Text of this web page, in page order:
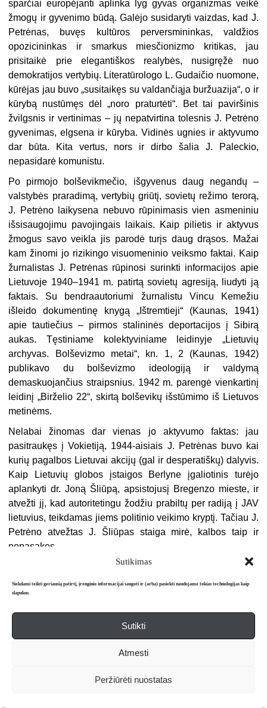
Sutikimas
Siekdami teikti geriausią patirtį, įrenginio informacijai saugoti ir (arba) pasiekti naudojame tokias technologijas kaip
slapukus.
Sutikti
Atmesti
Peržiūrėti nuostatas
sparčiai europėjanti aplinka lyg gyvas organizmas veikė
žmogų ir gyvenimo būdą. Galėjo susidaryti vaizdas, kad J.
Petrėnas, buvęs kultūros perversmininkas, valdžios
opozicininkas ir smarkus miesčionizmo kritikas, jau
prisitaikė prie elegantiškos realybės, nusigręžė nuo
demokratijos vertybių. Literatūrologo L. Gudaičio nuomone,
kūrėjas jau buvo „susitaikęs su valdančiąja buržuazija“, o ir
kūrybą nustūmęs dėl „noro praturtėti“. Bet tai paviršinis
žvilgsnis ir vertinimas – jų nepatvirtina tolesnis J. Petrėno
gyvenimas, elgsena ir kūryba. Vidinės ugnies ir aktyvumo
dar būta. Kita vertus, nors ir dirbo šalia J. Paleckio,
nepasidarė komunistu.
Po pirmojo bolševikmečio, išgyvenus daug negandų –
valstybės praradimą, vertybių griūtį, sovietų režimo terorą,
J. Petrėno laikysena nebuvo rūpinimasis vien asmeniniu
išsisaugojimu pavojingais laikais. Kaip pilietis ir aktyvus
žmogus savo veikla jis parodė turįs daug drąsos. Mažai
kam žinomi jo rizikingo visuomeninio veiksmo faktai. Kaip
žurnalistas J. Petrėnas rūpinosi surinkti informacijos apie
Lietuvoje 1940–1941 m. patirtą sovietų agresiją, liudyti ją
faktais. Su bendraautoriumi žurnalistu Vincu Kemežiu
išleido dokumentinę knygą „Ištremtieji“ (Kaunas, 1941)
apie tautiečius – pirmos stalininės deportacijos į Sibirą
aukas. Tęstiniame kolektyviniame leidinyje „Lietuvių
archyvas. Bolševizmo metai“, kn. 1, 2 (Kaunas, 1942)
publikavo du bolševizmo ideologiją ir valdymą
demaskuojančius straipsnius. 1942 m. parengė vienkartinį
leidinį „Birželio 22“, skirtą bolševikų išstūmimo iš Lietuvos
metinėms.
Nelabai žinomas dar vienas jo aktyvumo faktas: jau
pasitraukęs į Vokietiją, 1944-aisiais J. Petrėnas buvo kai
kurių pagalbos Lietuvai akcijų (gal ir desperatiškų) dalyvis.
Kaip Lietuvių globos įstaigos Berlyne įgaliotinis turėjo
aplankyti dr. Joną Šliūpą, apsistojusį Bregenzo mieste, ir
atvežti jį, kad autoritetingu žodžiu prabiltų per radiją į JAV
lietuvius, teikdamas jiems politinio veikimo kryptį. Tačiau J.
Petrėno atvežtas J. Šliūpas staiga mirė, kalbos taip ir
nepasakęs.
J. Petrėno gyvenimas tęsėsi, bet jau perkirstas pusiau.
Grįžti Lietuvon, kur liko dalis jo šeimos, buvo neįmanoma.
Tolesnis gyvenimo kelias – karo pabėgėlio Vokietijoje,
imigranto Amerikoje. O bandymas apžvelgti šį etapą jau
būtų kitas ir kitoks pasakojimas.